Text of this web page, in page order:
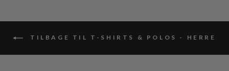
TILBAGE TIL T-SHIRTS & POLOS - HERRE